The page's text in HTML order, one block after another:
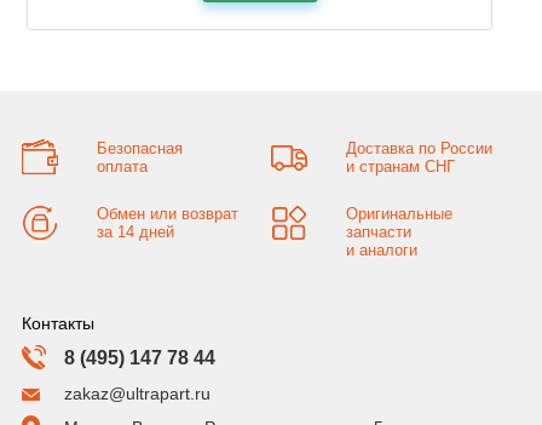
Безопасная
оплата
Доставка по России
и странам СНГ
Обмен или возврат
за 14 дней
Оригинальные
запчасти
и аналоги
Контакты
8 (495) 147 78 44
zakaz@ultrapart.ru